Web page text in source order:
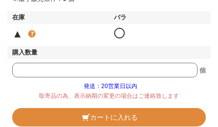
▲ ◯
個
発送：20営業日以内
取寄品の為、表示納期の変更の場合はご連絡致します
カートに入れる